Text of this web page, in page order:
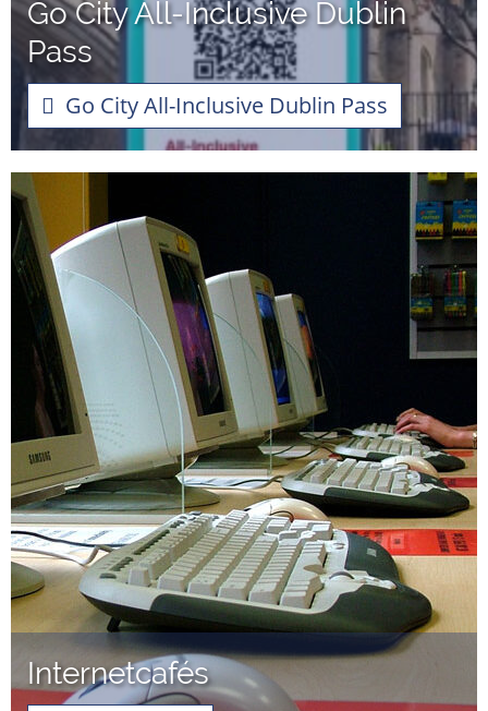
Go City All-Inclusive Dublin
Pass
Go City All-Inclusive Dublin Pass
Internetcafés